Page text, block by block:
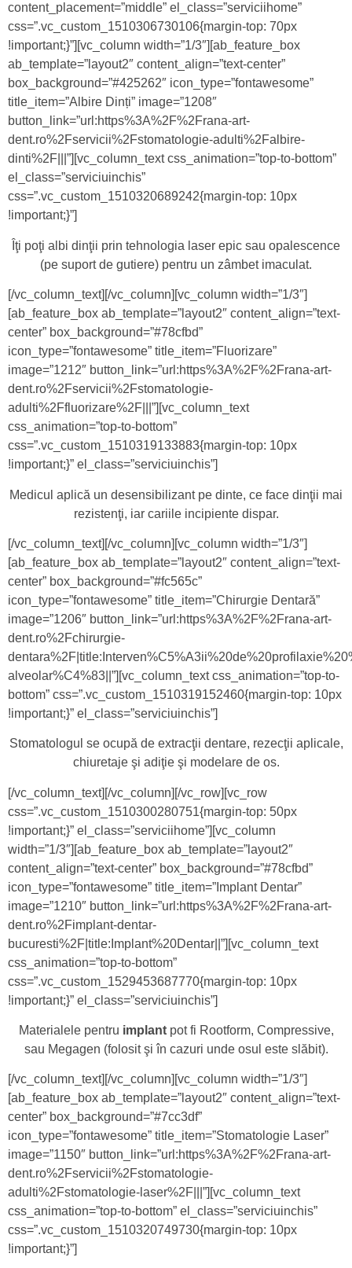
content_placement=”middle” el_class=”serviciihome”
css=”.vc_custom_1510306730106{margin-top: 70px
!important;}”][vc_column width=”1/3″][ab_feature_box
ab_template=”layout2″ content_align=”text-center”
box_background=”#425262″ icon_type=”fontawesome”
title_item=”Albire Dinți” image=”1208″
button_link=”url:https%3A%2F%2Frana-art-
dent.ro%2Fservicii%2Fstomatologie-adulti%2Falbire-
dinti%2F|||”][vc_column_text css_animation=”top-to-bottom”
el_class=”serviciuinchis”
css=”.vc_custom_1510320689242{margin-top: 10px
!important;}”]
Îţi poţi albi dinţii prin tehnologia laser epic sau opalescence
(pe suport de gutiere) pentru un zâmbet imaculat.
[/vc_column_text][/vc_column][vc_column width=”1/3″]
[ab_feature_box ab_template=”layout2″ content_align=”text-
center” box_background=”#78cfbd”
icon_type=”fontawesome” title_item=”Fluorizare”
image=”1212″ button_link=”url:https%3A%2F%2Frana-art-
dent.ro%2Fservicii%2Fstomatologie-
adulti%2Ffluorizare%2F|||”][vc_column_text
css_animation=”top-to-bottom”
css=”.vc_custom_1510319133883{margin-top: 10px
!important;}” el_class=”serviciuinchis”]
Medicul aplică un desensibilizant pe dinte, ce face dinţii mai
rezistenţi, iar cariile incipiente dispar.
[/vc_column_text][/vc_column][vc_column width=”1/3″]
[ab_feature_box ab_template=”layout2″ content_align=”text-
center” box_background=”#fc565c”
icon_type=”fontawesome” title_item=”Chirurgie Dentară”
image=”1206″ button_link=”url:https%3A%2F%2Frana-art-
dent.ro%2Fchirurgie-
alveolar%C4%83||”][vc_column_text css_animation=”top-to-
bottom” css=”.vc_custom_1510319152460{margin-top: 10px
!important;}” el_class=”serviciuinchis”]
Stomatologul se ocupă de extracţii dentare, rezecţii aplicale,
chiuretaje şi adiţie şi modelare de os.
[/vc_column_text][/vc_column][/vc_row][vc_row
css=”.vc_custom_1510300280751{margin-top: 50px
!important;}” el_class=”serviciihome”][vc_column
width=”1/3″][ab_feature_box ab_template=”layout2″
content_align=”text-center” box_background=”#78cfbd”
icon_type=”fontawesome” title_item=”Implant Dentar”
image=”1210″ button_link=”url:https%3A%2F%2Frana-art-
dent.ro%2Fimplant-dentar-
bucuresti%2F|title:Implant%20Dentar||”][vc_column_text
css_animation=”top-to-bottom”
css=”.vc_custom_1529453687770{margin-top: 10px
!important;}” el_class=”serviciuinchis”]
Materialele pentru implantpot fi Rootform, Compressive,
sau Megagen (folosit şi în cazuri unde osul este slăbit).
[/vc_column_text][/vc_column][vc_column width=”1/3″]
[ab_feature_box ab_template=”layout2″ content_align=”text-
center” box_background=”#7cc3df”
icon_type=”fontawesome” title_item=”Stomatologie Laser”
image=”1150″ button_link=”url:https%3A%2F%2Frana-art-
dent.ro%2Fservicii%2Fstomatologie-
adulti%2Fstomatologie-laser%2F|||”][vc_column_text
css_animation=”top-to-bottom” el_class=”serviciuinchis”
css=”.vc_custom_1510320749730{margin-top: 10px
!important;}”]